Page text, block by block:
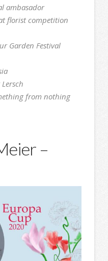
ambasador
florist competition
Garden Festival
from nothing
–